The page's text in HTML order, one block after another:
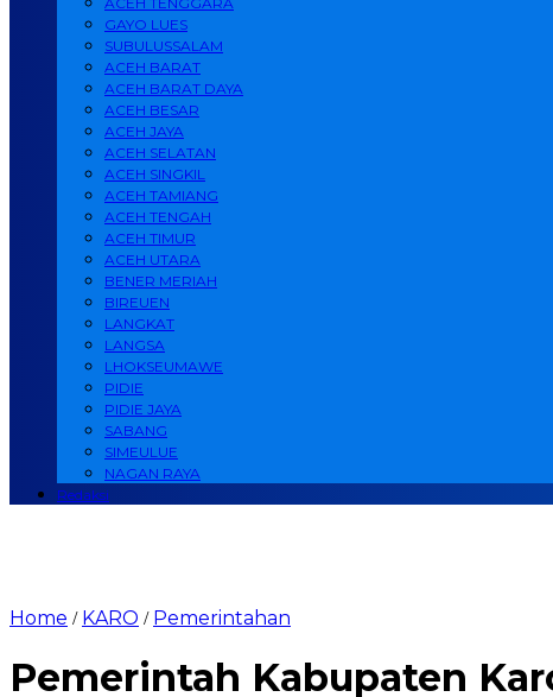
GAYO LUES
SUBULUSSALAM
ACEH BARAT
ACEH BARAT DAYA
ACEH BESAR
ACEH JAYA
ACEH SELATAN
ACEH SINGKIL
ACEH TAMIANG
ACEH TENGAH
ACEH TIMUR
ACEH UTARA
BENER MERIAH
BIREUEN
LANGKAT
LANGSA
LHOKSEUMAWE
PIDIE
PIDIE JAYA
SABANG
SIMEULUE
NAGAN RAYA
Redaksi
Home / KARO / Pemerintahan
Pemerintah Kabupaten